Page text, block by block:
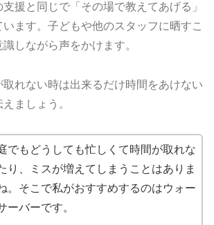
援と同じで「その場で教えてあげる」
ます。子どもや他のスタッフに晒すこ
しながら声をかけます。
取れない時は出来るだけ時間をあけない
ましょう。
でもどうしても忙しくて時間が取れな
り、ミスが増えてしまうことはありま
。そこで私がおすすめするのはウォー
ーバーです。